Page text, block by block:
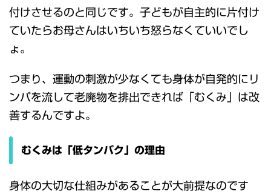
付けさせるのと同じです。子どもが自主的に片付け
ていたらお母さんはいちいち怒らなくていいでし
ょ。
つまり、運動の刺激が少なくても身体が自発的にリ
ンパを流して老廃物を排出できれば「むくみ」は改
善するんですよ。
むくみは「低タンパク」の理由
身体の大切な仕組みがあることが大前提なのです